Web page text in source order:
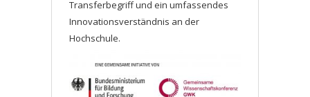
Transferbegriff und ein umfassendes
Innovationsverständnis an der
Hochschule.